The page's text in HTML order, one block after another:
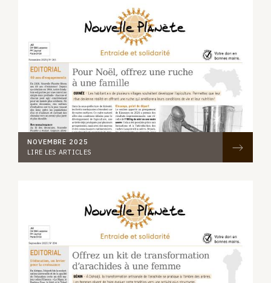
NOVEMBRE 2025
LIRE LES ARTICLES